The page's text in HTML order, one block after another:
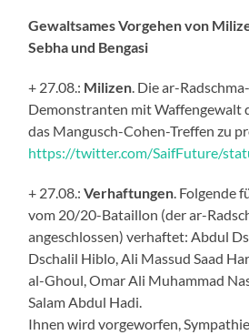
Gewaltsames Vorgehen von
Sebha und Bengasi
+ 27.08.: Milizen. Die ar-
Demonstranten mit Waffengewalt
das Mangusch-Cohen-Treffen zu
https://twitter.com/SaifFuture/
+ 27.08.:Verhaftungen. Folgende
vom 20/20-Bataillon (der ar-
angeschlossen) verhaftet: Abdul
Dschalil Hiblo, Ali Massud Saad
al-Ghoul, Omar Ali Muhammad
Salam Abdul Hadi.
Ihnen wird vorgeworfen,